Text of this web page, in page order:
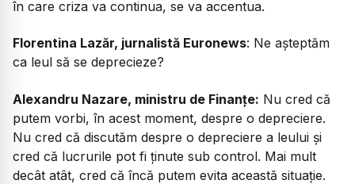
în care criza va continua, se va accentua.
Florentina Lazăr, jurnalistă Euronews: Ne așteptăm
ca leul să se deprecieze?
Alexandru Nazare, ministru de Finanțe: Nu cred că
putem vorbi, în acest moment, despre o depreciere.
Nu cred că discutăm despre o depreciere a leului și
cred că lucrurile pot fi ținute sub control. Mai mult
decât atât, cred că încă putem evita această situație.